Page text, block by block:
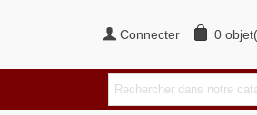
Connecter 0